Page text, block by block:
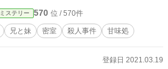
ミステリー 570 位 / 570件
兄と妹 密室 殺人事件 甘味処
登録日 2021.03.19